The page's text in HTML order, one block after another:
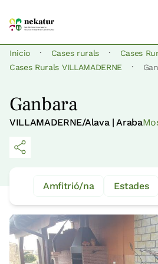
Inicio · Cases rurals · Cases
Cases Rurals VILLAMADERNE ·
Ganbara
VILLAMADERNE/Alava | Araba
Amfitrió/na Estades